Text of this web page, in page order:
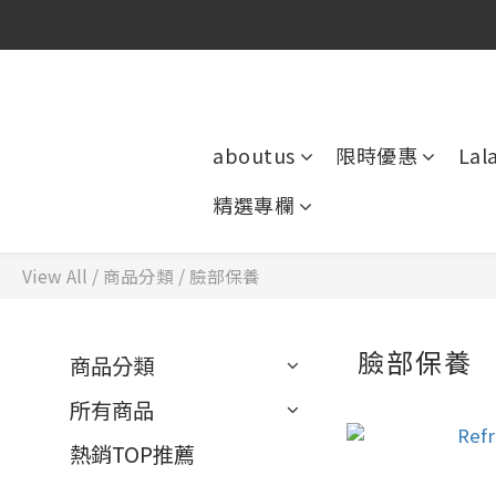
aboutus 限時優惠
精選專欄
View All / 商品分類 / 臉部保養
商品分類
所有商品
熱銷TOP推薦
臉部保養